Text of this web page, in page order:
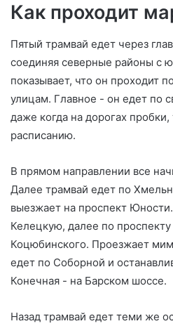
Как проходит
Пятый трамвай едет через
соединяя северные районы с
показывает, что он проходит
улицам. Главное - он едет по
даже когда на дорогах
расписанию.
В прямом направлении все
Далее трамвай едет по
выезжает на проспект
Келецкую, далее по
Коцюбинского. Проезжает
едет по Соборной и
Конечная - на Барском шоссе.
Назад трамвай едет теми же